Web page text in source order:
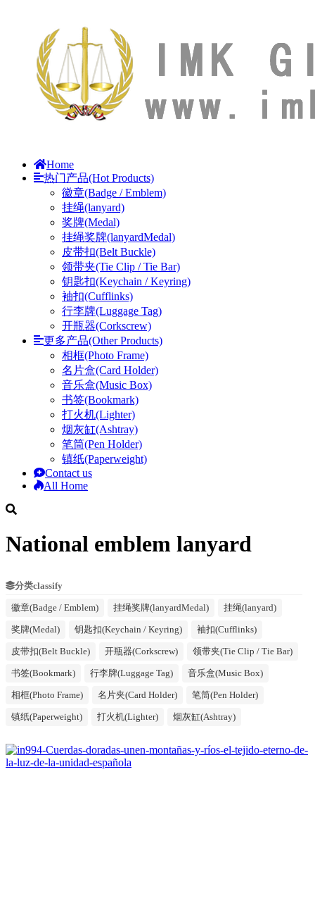
Home
热门产品(Hot Products)
徽章(Badge / Emblem)
挂绳(lanyard)
奖牌(Medal)
挂绳奖牌(lanyardMedal)
皮带扣(Belt Buckle)
领带夹(Tie Clip / Tie Bar)
钥匙扣(Keychain / Keyring)
袖扣(Cufflinks)
行李牌(Luggage Tag)
开瓶器(Corkscrew)
更多产品(Other Products)
相框(Photo Frame)
名片盒(Card Holder)
音乐盒(Music Box)
书签(Bookmark)
打火机(Lighter)
烟灰缸(Ashtray)
笔筒(Pen Holder)
镇纸(Paperweight)
Contact us
All Home
National emblem lanyard
分类classify
徽章(Badge / Emblem) 挂绳奖牌(lanyardMedal) 挂绳(lanyard)
奖牌(Medal) 钥匙扣(Keychain / Keyring) 袖扣(Cufflinks)
皮带扣(Belt Buckle) 开瓶器(Corkscrew) 领带夹(Tie Clip / Tie Bar)
书签(Bookmark) 行李牌(Luggage Tag) 音乐盒(Music Box)
相框(Photo Frame) 名片夹(Card Holder) 笔筒(Pen Holder)
镇纸(Paperweight) 打火机(Lighter) 烟灰缸(Ashtray)